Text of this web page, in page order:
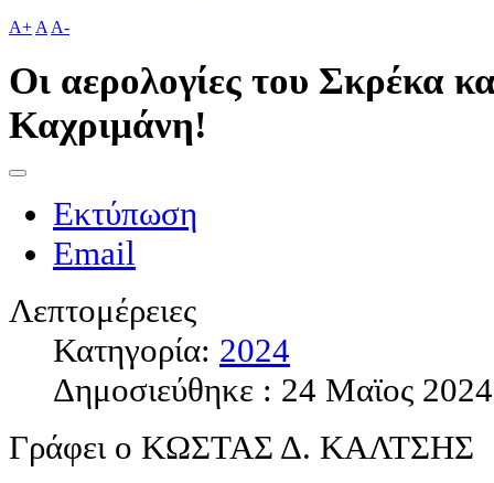
A+ A A-
Οι αερολογίες του Σκρέκα
Καχριμάνη!
Εκτύπωση
Email
Λεπτομέρειες
Κατηγορία: 2024
Δημοσιεύθηκε : 24 Μαϊος 2024
Γράφει ο ΚΩΣΤΑΣ Δ. ΚΑΛΤΣΗΣ